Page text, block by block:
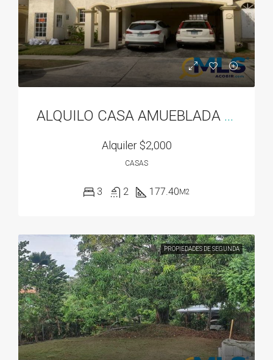
ALQUILO CASA AMUEBLADA EN DORADO SPRING
Alquiler$2,000
CASAS
3 2 177.40M2
PROPIEDADES DE SEGUNDA